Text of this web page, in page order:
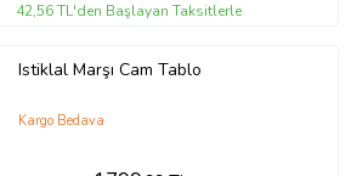
42,56 TL'den Başlayan Taksitlerle
Istiklal Marşı Cam Tablo
Kargo Bedava